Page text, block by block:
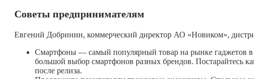
Советы предпринимателям
Евгений Добринин, коммерческий директор АО «Новиком»,
Смартфоны — самый популярный товар на рынке гаджетов в
большой выбор смартфонов разных брендов. Постарайтесь
после релиза.